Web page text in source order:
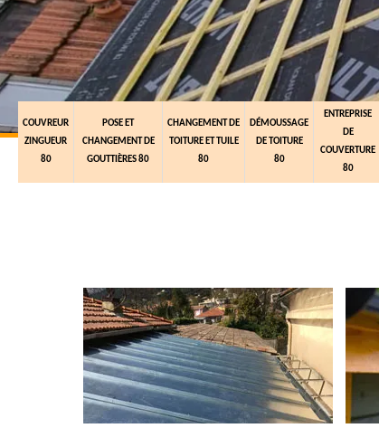
COUVREUR
ZINGUEUR
80
POSE ET
CHANGEMENT DE
GOUTTIÈRES 80
CHANGEMENT DE
TOITURE ET TUILE
80
DÉMOUSSAGE
DE TOITURE
80
ENTREPRISE
DE
COUVERTURE
80